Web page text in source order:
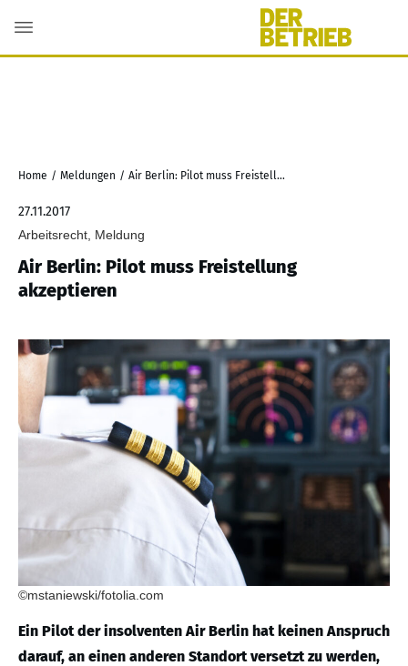
Home / Meldungen / Air Berlin: Pilot muss Freistellung akzeptieren
27.11.2017
Arbeitsrecht, Meldung
Air Berlin: Pilot muss Freistellung
akzeptieren
©mstaniewski/fotolia.com
Ein Pilot der insolventen Air Berlin hat keinen Anspruch
darauf, an einen anderen Standort versetzt zu werden,